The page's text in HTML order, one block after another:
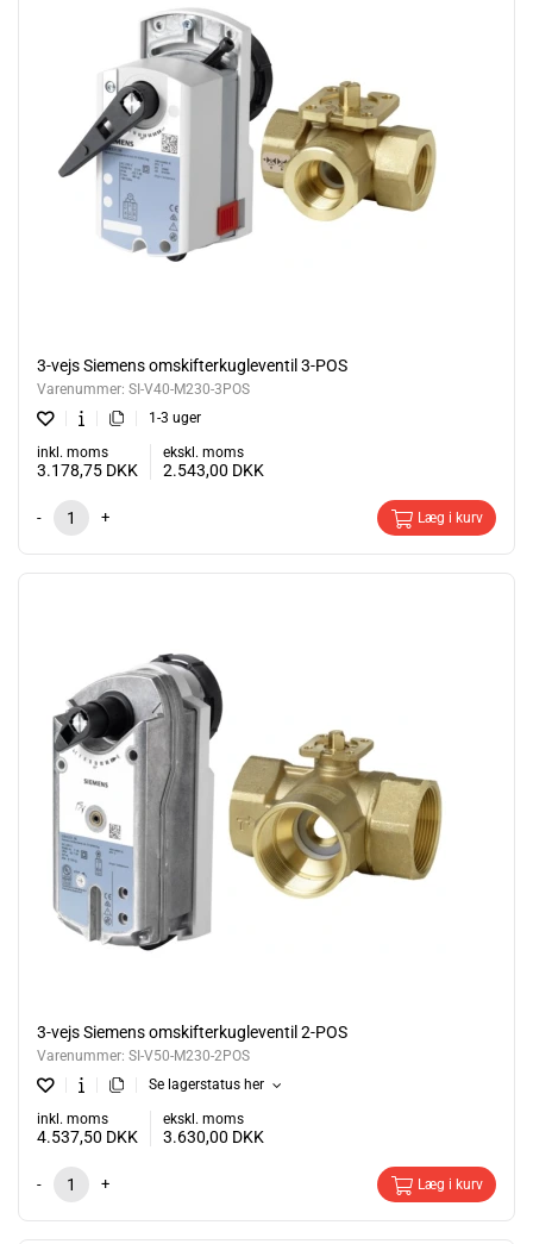
3-vejs Siemens omskifterkugleventil 3-POS
Varenummer: SI-V40-M230-3POS
1-3 uger
inkl. moms
3.178,75 DKK
ekskl. moms
2.543,00 DKK
- + Læg i kurv
3-vejs Siemens omskifterkugleventil 2-POS
Varenummer: SI-V50-M230-2POS
Se lagerstatus her
inkl. moms
4.537,50 DKK
ekskl. moms
3.630,00 DKK
- + Læg i kurv